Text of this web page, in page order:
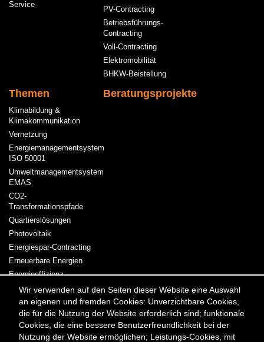
Wir verwenden auf den Seiten dieser Website eine Auswahl
an eigenen und fremden Cookies: Unverzichtbare Cookies,
die für die Nutzung der Website erforderlich sind; funktionale
Cookies, die eine bessere Benutzerfreundlichkeit bei der
Nutzung der Website ermöglichen; Leistungs-Cookies, mit
Service
PV-Contracting
Betriebsführungs-
Contracting
Voll-Contracting
Elektromobilität
BHKW-Beistellung
Themen
Klimabildung &
Klimakommunikation
Vernetzung
Energiemanagementsystem
ISO 50001
Umweltmanagementsystem
EMAS
CO2-
Transformationspfade
Quartierslösungen
Photovoltaik
Energiespar-Contracting
Erneuerbare Energien
Energieeffizienz
Kraft-Wärme-Kopplung
Beratungsprojekte
Strom & Wärme
Meta
Kontakt Presse & Medien Karriere Veranstaltungen